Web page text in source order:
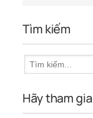
Tìm kiếm
Hãy tham